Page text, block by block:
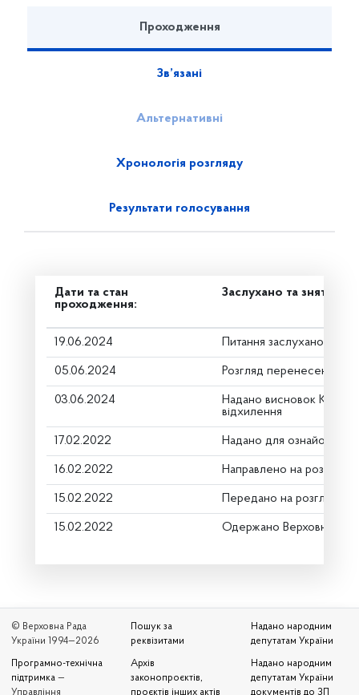
Проходження
Зв’язані
Альтернативні
Хронологія розгляду
Результати голосування
Дати та стан
проходження:
Заслухано та знято з
19.06.2024 Питання заслухано
05.06.2024 Розгляд перенесено
03.06.2024
Надано висновок
відхилення
17.02.2022 Надано для
16.02.2022 Направлено на розгляд
15.02.2022 Передано на розгляд
15.02.2022 Одержано Верховною
© Верховна Рада
України 1994—2026
Програмно-технічна
підтримка —
Управління
Пошук за
реквізитами
Архів
законопроєктів,
проєктів інших актів
Надано народним
депутатам України
Надано народним
депутатам України
документів до ЗП